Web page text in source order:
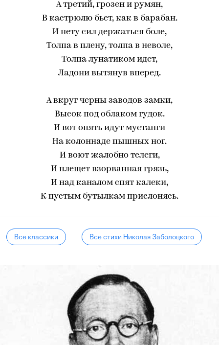
А третий, грозен и румян,
В кастрюлю бьет, как в барабан.
И нету сил держаться боле,
Толпа в плену, толпа в неволе,
Толпа лунатиком идет,
Ладони вытянув вперед.
А вкруг черны заводов замки,
Высок под облаком гудок.
И вот опять идут мустанги
На колоннаде пышных ног.
И воют жалобно телеги,
И плещет взорванная грязь,
И над каналом спят калеки,
К пустым бутылкам прислонясь.
Все классики Все стихи Николая Заболоцкого